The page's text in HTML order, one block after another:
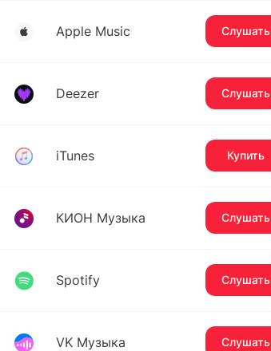
Apple Music Слушать
Deezer Слушать
iTunes Купить
КИОН Музыка Слушать
Spotify Слушать
VK Музыка Слушать